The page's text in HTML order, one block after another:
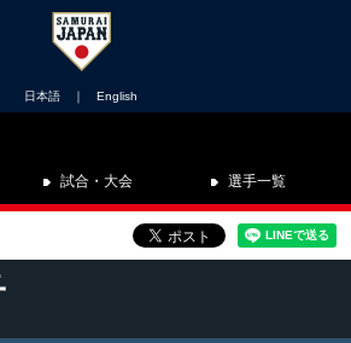
日本語 ｜ English
試合・大会 選手一覧